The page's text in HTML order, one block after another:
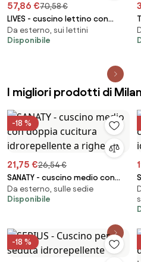
57,86 €70,58 €
LIVES - cuscino lettino con
doppia cucitura idrorepellente
Da esterno, sui lettini
Disponibile
I migliori prodotti di
-18 %
21,75 €26,54 €
SANATY - cuscino medio con
doppia cucitura idrorepellente
a righe
Da esterno, sulle sedie
Disponibile
-18 %